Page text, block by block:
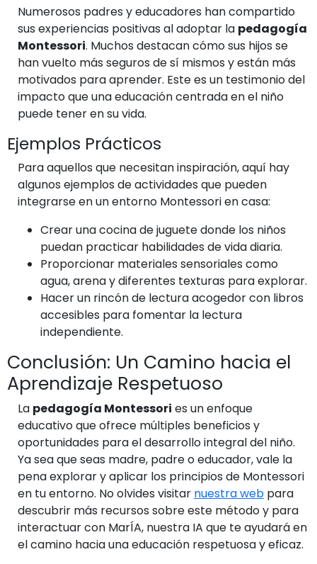
Numerosos padres y educadores han compartido
sus experiencias positivas al adoptar la pedagogía
Montessori. Muchos destacan cómo sus hijos se
han vuelto más seguros de sí mismos y están más
motivados para aprender. Este es un testimonio del
impacto que una educación centrada en el niño
puede tener en su vida.
Ejemplos Prácticos
Para aquellos que necesitan inspiración, aquí hay
algunos ejemplos de actividades que pueden
integrarse en un entorno Montessori en casa:
Crear una cocina de juguete donde los niños
puedan practicar habilidades de vida diaria.
Proporcionar materiales sensoriales como
agua, arena y diferentes texturas para explorar.
Hacer un rincón de lectura acogedor con libros
accesibles para fomentar la lectura
independiente.
Conclusión: Un Camino hacia el
Aprendizaje Respetuoso
La pedagogía Montessori es un enfoque
educativo que ofrece múltiples beneficios y
oportunidades para el desarrollo integral del niño.
Ya sea que seas madre, padre o educador, vale la
pena explorar y aplicar los principios de Montessori
en tu entorno. No olvides visitar nuestra web para
descubrir más recursos sobre este método y para
interactuar con MarÍA, nuestra IA que te ayudará en
el camino hacia una educación respetuosa y eficaz.